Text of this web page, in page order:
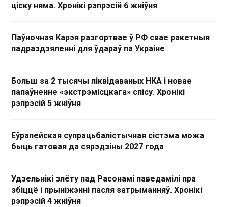
ціску няма. Хронікі рэпрэсій 6 жніўня
Паўночная Карэя разгортвае ў РФ свае ракетныя
падраздзяленні для ўдараў па Украіне
Больш за 2 тысячы ліквідаваных НКА і новае
папаўненне «экстрэмісцкага» спісу. Хронікі
рэпрэсій 5 жніўня
Еўрапейская супрацьбалістычная сістэма можа
быць гатовая да сярэдзіны 2027 года
Удзельнікі злёту пад Расонамі паведамілі пра
збіццё і прыніжэнні пасля затрыманняў. Хронікі
рэпрэсій 4 жніўня